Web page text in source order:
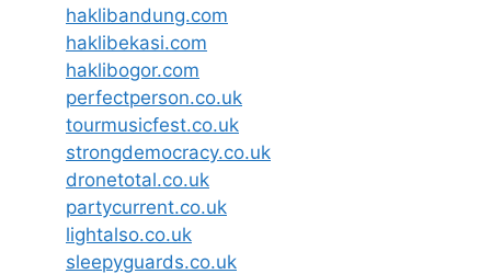
haklibandung.com
haklibekasi.com
haklibogor.com
perfectperson.co.uk
tourmusicfest.co.uk
strongdemocracy.co.uk
dronetotal.co.uk
partycurrent.co.uk
lightalso.co.uk
sleepyguards.co.uk